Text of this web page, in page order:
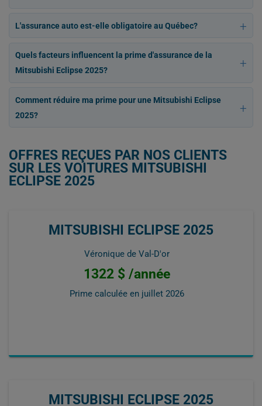
L'assurance auto est-elle obligatoire au Québec?
Quels facteurs influencent la prime d'assurance de la
Mitsubishi Eclipse 2025?
Comment réduire ma prime pour une Mitsubishi Eclipse
2025?
OFFRES REÇUES PAR NOS CLIENTS
SUR LES VOITURES MITSUBISHI
ECLIPSE 2025
MITSUBISHI ECLIPSE 2025
Véronique de Val-D'or
1322 $ /année
Prime calculée en juillet 2026
MITSUBISHI ECLIPSE 2025